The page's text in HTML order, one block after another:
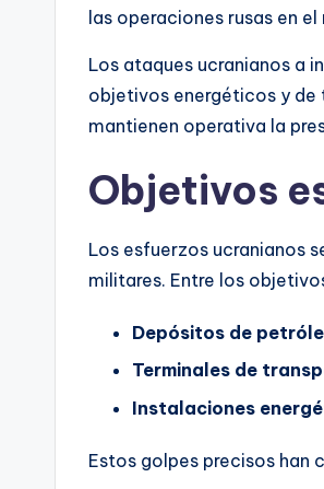
las operaciones rusas en
Los ataques ucranianos a
objetivos energéticos y de
mantienen operativa la
Objetivos
Los esfuerzos ucranianos
militares. Entre los
Depósitos de
Terminales de
Instalaciones
Estos golpes precisos han